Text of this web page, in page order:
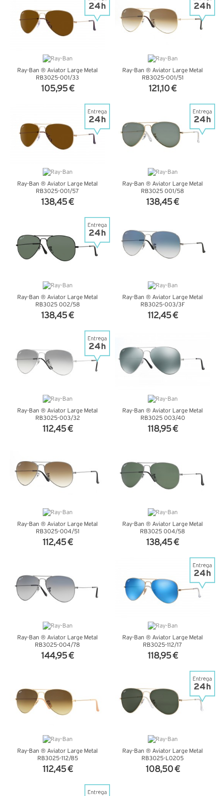
Ray-Ban ® Aviator Large Metal
RB3025-001/33
105,95 €
Ray-Ban ® Aviator Large Metal
RB3025-001/51
121,10 €
Ray-Ban ® Aviator Large Metal
RB3025-001/57
138,45 €
Ray-Ban ® Aviator Large Metal
RB3025 001/58
138,45 €
Ray-Ban ® Aviator Large Metal
RB3025 002/58
138,45 €
Ray-Ban ® Aviator Large Metal
RB3025-003/3F
112,45 €
Ray-Ban ® Aviator Large Metal
RB3025-003/32
112,45 €
Ray-Ban ® Aviator Large Metal
RB3025 003/40
118,95 €
Ray-Ban ® Aviator Large Metal
RB3025-004/51
112,45 €
Ray-Ban ® Aviator Large Metal
RB3025 004/58
138,45 €
Ray-Ban ® Aviator Large Metal
RB3025-004/78
144,95 €
Ray-Ban ® Aviator Large Metal
RB3025-112/17
118,95 €
Ray-Ban ® Aviator Large Metal
RB3025-112/85
112,45 €
Ray-Ban ® Aviator Large Metal
RB3025-L0205
108,50 €